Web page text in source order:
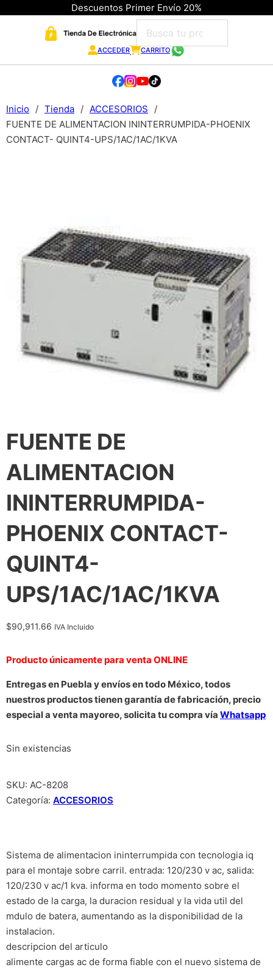
Descuentos Primer Envío 20%
ACCEDER CARRITO
Inicio / Tienda / ACCESORIOS
/
FUENTE DE ALIMENTACION ININTERRUMPIDA-PHOENIX
CONTACT- QUINT4-UPS/1AC/1AC/1KVA
FUENTE DE
ALIMENTACION
ININTERRUMPIDA-
PHOENIX CONTACT-
QUINT4-
UPS/1AC/1AC/1KVA
$90,911.66 IVA Incluido
Producto únicamente para venta ONLINE
Entregas en Puebla y envíos en todo México, todos
nuestros productos tienen garantía de fabricación, precio
especial a venta mayoreo, solicita tu compra vía Whatsapp
Sin existencias
SKU: AC-8208
Categoría: ACCESORIOS
Sistema de alimentacion ininterrumpida con tecnologia iq
para el montaje sobre carril. entrada: 120/230 v ac, salida:
120/230 v ac/1 kva. informa en todo momento sobre el
estado de la carga, la duracion residual y la vida util del
mdulo de batera, aumentando as la disponibilidad de la
instalacion.
descripcion del articulo
alimente cargas ac de forma fiable con el nuevo sistema de